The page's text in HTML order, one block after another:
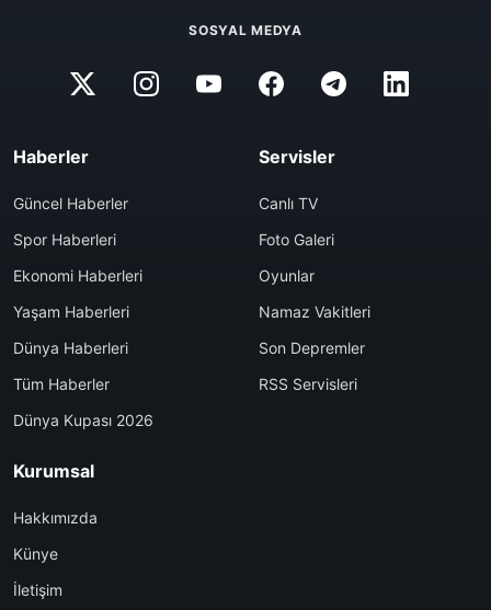
SOSYAL MEDYA
Haberler
Güncel Haberler
Spor Haberleri
Ekonomi Haberleri
Yaşam Haberleri
Dünya Haberleri
Tüm Haberler
Dünya Kupası 2026
Servisler
Canlı TV
Foto Galeri
Oyunlar
Namaz Vakitleri
Son Depremler
RSS Servisleri
Kurumsal
Hakkımızda
Künye
İletişim